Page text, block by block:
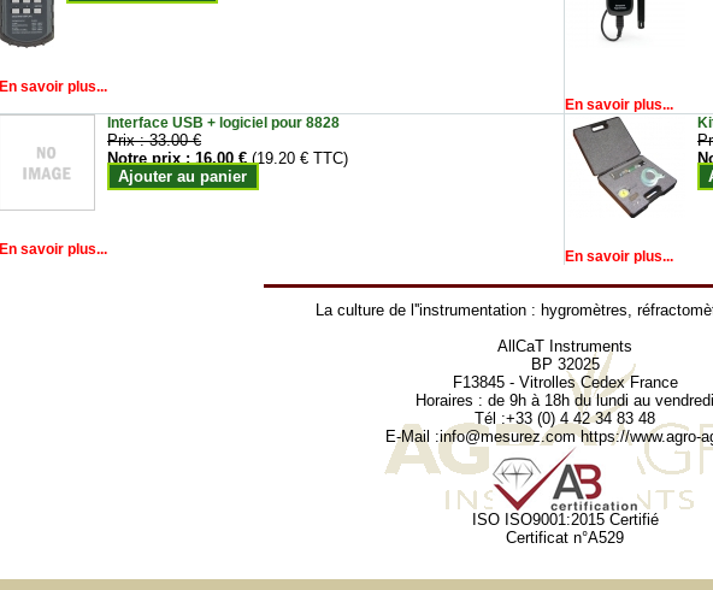
En savoir plus...
En savoir plus...
Interface USB + logiciel pour 8828
Prix :33.00 €
Notre prix :16.00 € (19.20 € TTC)
Ajouter au panier
En savoir plus... En savoir plus...
La culture de l''instrumentation : hygromètres,
AllCaT Instruments
BP 32025
F13845 - Vitrolles Cedex France
Horaires : de 9h à 18h du lundi au vendredi
Tél :+33 (0) 4 42 34 83 48
E-Mail :info@mesurez.com https://www.agro-
ISO ISO9001:2015 Certifié
Certificat n°A529